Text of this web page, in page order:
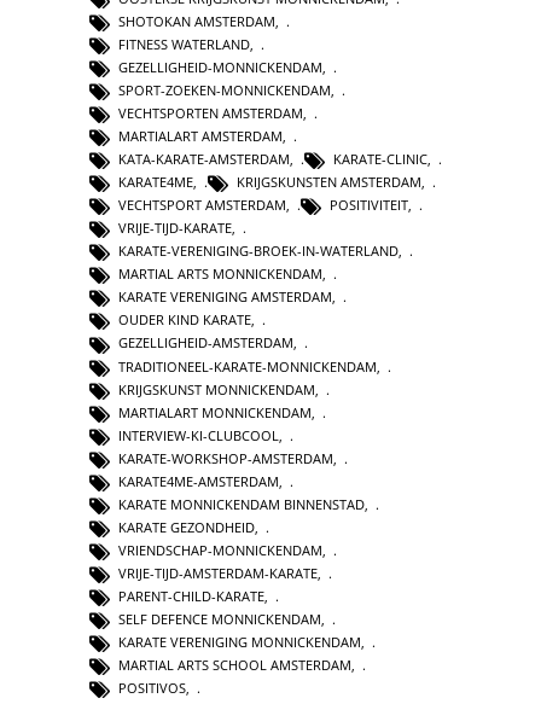
SHOTOKAN AMSTERDAM
FITNESS WATERLAND
GEZELLIGHEID-MONNICKENDAM
SPORT-ZOEKEN-MONNICKENDAM
VECHTSPORTEN AMSTERDAM
MARTIALART AMSTERDAM
KATA-KARATE-AMSTERDAM
KARATE-CLINIC
KARATE4ME, KRIJGSKUNSTEN AMSTERDAM,
VECHTSPORT AMSTERDAM, POSITIVITEIT,
VRIJE-TIJD-KARATE,
KARATE-VERENIGING-BROEK-IN-WATERLAND,
MARTIAL ARTS MONNICKENDAM,
KARATE VERENIGING AMSTERDAM,
OUDER KIND KARATE,
GEZELLIGHEID-AMSTERDAM,
TRADITIONEEL-KARATE-MONNICKENDAM
KRIJGSKUNST MONNICKENDAM
MARTIALART MONNICKENDAM
INTERVIEW-KI-CLUBCOOL
KARATE-WORKSHOP-AMSTERDAM
KARATE4ME-AMSTERDAM
KARATE MONNICKENDAM BINNENSTAD
KARATE GEZONDHEID
VRIENDSCHAP-MONNICKENDAM,
VRIJE-TIJD-AMSTERDAM-KARATE,
PARENT-CHILD-KARATE,
SELF DEFENCE MONNICKENDAM,
KARATE VERENIGING MONNICKENDAM,
MARTIAL ARTS SCHOOL AMSTERDAM,
POSITIVOS,